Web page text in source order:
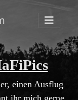
einen Ausflug
ihr mich gerne